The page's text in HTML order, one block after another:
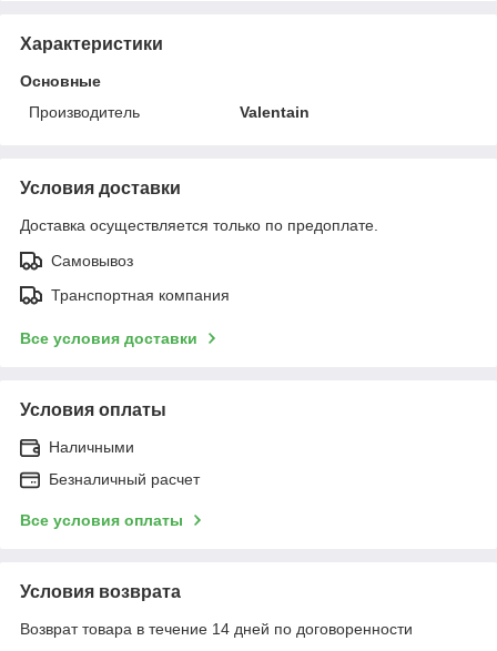
Характеристики
Основные
Производитель
Valentain
Условия доставки
Доставка осуществляется только по предоплате.
Самовывоз
Транспортная компания
Все условия доставки
Условия оплаты
Наличными
Безналичный расчет
Все условия оплаты
Условия возврата
Возврат товара в течение 14 дней по договоренности